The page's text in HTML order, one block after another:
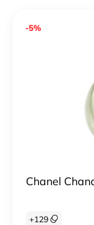
-5%
Chanel
+129